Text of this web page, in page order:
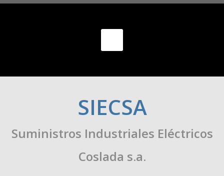
SIECSA
Suministros Industriales Eléctricos
Coslada s.a.